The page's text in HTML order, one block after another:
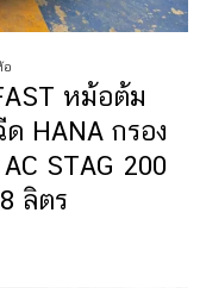
อ
หม้อต้ม
HANA กรอง
STAG 200
ลิตร